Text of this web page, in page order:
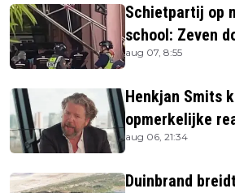
Schietpartij op
school: Zeven
aug 07, 8:55
Henkjan Smits
opmerkelijke
Jerney Kaagman
aug 06, 21:34
Duinbrand